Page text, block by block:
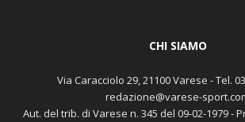
CHI SIAMO
Via Caracciolo 29, 21100 Varese - Tel.
redazione@varese-
Aut. del trib. di Varese n. 345 del 09-02-1979 -